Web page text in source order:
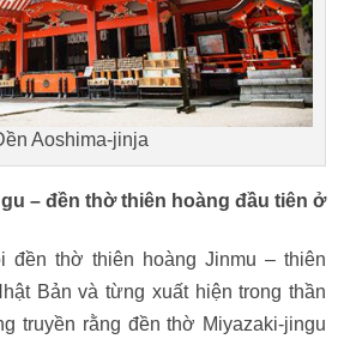
Aoshima-jinja
– đền thờ thiên hoàng đầu tiên ở
đền thờ thiên hoàng Jinmu – thiên
Bản và từng xuất hiện trong thần
truyền rằng đền thờ Miyazaki-jingu